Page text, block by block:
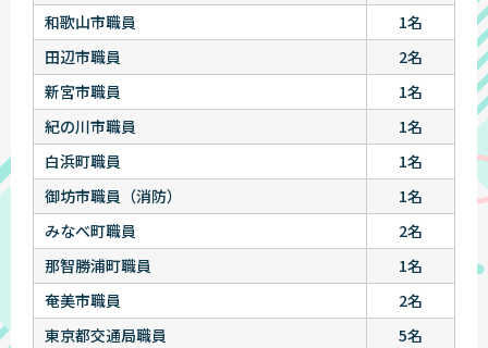
和歌山市職員
1名
田辺市職員
2名
新宮市職員
1名
紀の川市職員
1名
白浜町職員
1名
御坊市職員（消防）
1名
みなべ町職員
2名
那智勝浦町職員
1名
奄美市職員
2名
東京都交通局職員
5名